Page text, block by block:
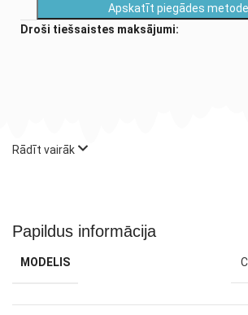
Apskatīt piegādes
Droši tiešsaistes maksājumi:
Rādīt vairāk
Papildus informācija
MODELIS